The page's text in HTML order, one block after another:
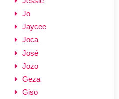
Jo
Jaycee
Joca
José
Jozo
Geza
Giso